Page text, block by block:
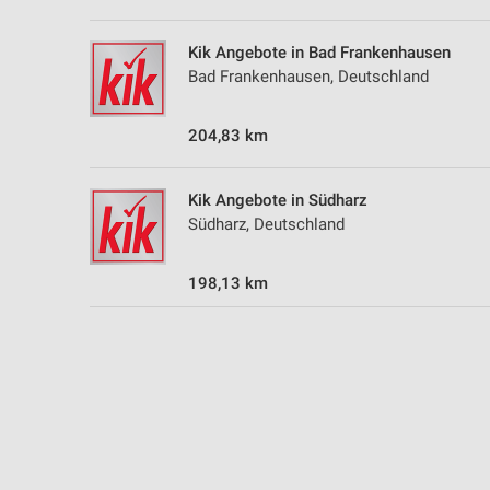
Kik Angebote in Bad Frankenhausen
Bad Frankenhausen, Deutschland
204,83 km
Kik Angebote in Südharz
Südharz, Deutschland
198,13 km